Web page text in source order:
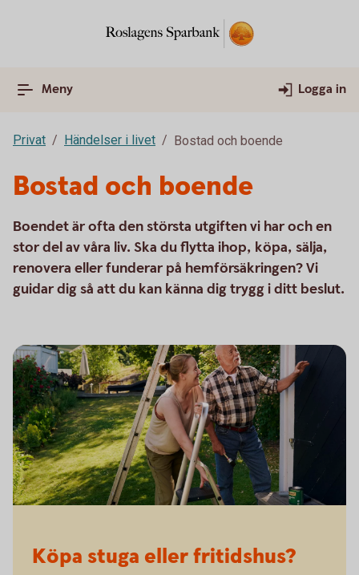
Meny Logga in
Privat Händelser i livet Bostad och boende
Bostad och boende
Boendet är ofta den största utgiften vi har och en
stor del av våra liv. Ska du flytta ihop, köpa, sälja,
renovera eller funderar på hemförsäkringen? Vi
guidar dig så att du kan känna dig trygg i ditt beslut.
Köpa stuga eller fritidshus?